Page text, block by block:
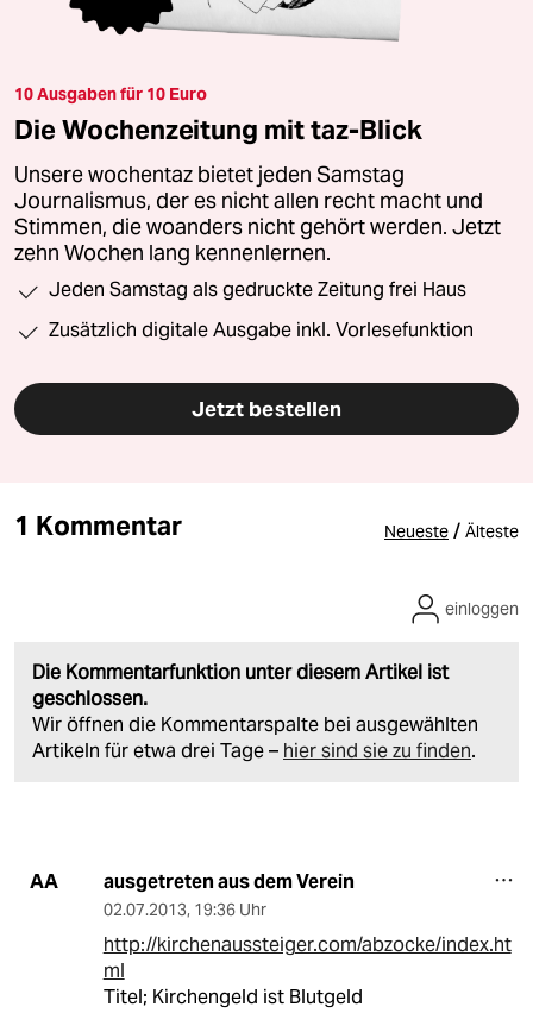
10 Ausgaben für 10 Euro
Die Wochenzeitung mit taz-Blick
Unsere wochentaz bietet jeden Samstag
Journalismus, der es nicht allen recht macht und
Stimmen, die woanders nicht gehört werden. Jetzt
zehn Wochen lang kennenlernen.
Jeden Samstag als gedruckte Zeitung frei Haus
Zusätzlich digitale Ausgabe inkl. Vorlesefunktion
Jetzt bestellen
1 Kommentar Neueste / Älteste
Die Kommentarfunktion unter diesem Artikel ist
geschlossen.
Wir öffnen die Kommentarspalte bei ausgewählten
Artikeln für etwa drei Tage – hier sind sie zu finden.
einloggen
AA ausgetreten aus dem Verein
02.07.2013, 19:36 Uhr
http://kirchenaussteiger.com/abzocke/index.ht
ml
Titel; Kirchengeld ist Blutgeld